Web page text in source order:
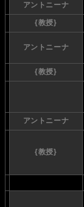
アントニーナ
{教授}
アントニーナ
{教授}
アントニーナ
{教授}